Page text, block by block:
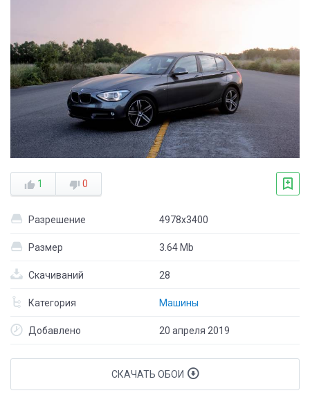
1 0
Разрешение 4978x3400
Размер 3.64 Mb
Скачиваний 28
Категория Машины
Добавлено 20 апреля 2019
СКАЧАТЬ ОБОИ